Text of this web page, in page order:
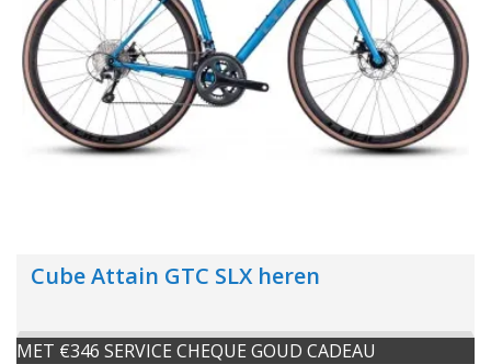
Cube Attain GTC SLX heren
MET €346 SERVICE CHEQUE GOUD CADEAU